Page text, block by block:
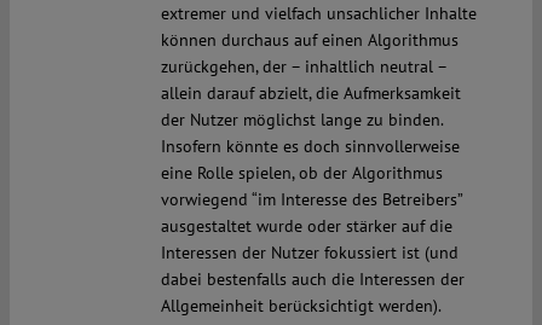
extremer und vielfach unsachlicher Inhalte
können durchaus auf einen Algorithmus
zurückgehen, der – inhaltlich neutral –
allein darauf abzielt, die Aufmerksamkeit
der Nutzer möglichst lange zu binden.
Insofern könnte es doch sinnvollerweise
eine Rolle spielen, ob der Algorithmus
vorwiegend “im Interesse des Betreibers”
ausgestaltet wurde oder stärker auf die
Interessen der Nutzer fokussiert ist (und
dabei bestenfalls auch die Interessen der
Allgemeinheit berücksichtigt werden).